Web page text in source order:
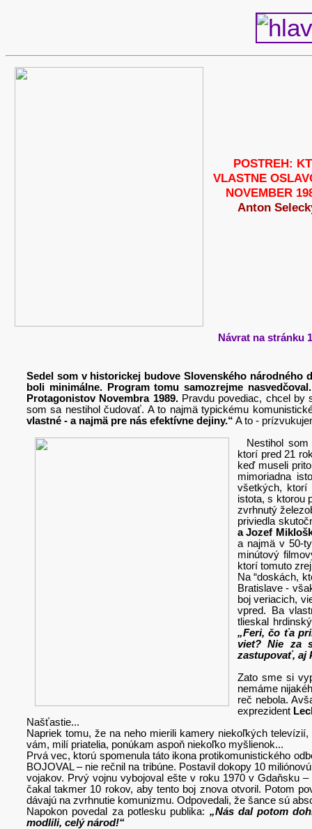
POSTREH:
VLASTNE
NOVEMBER
Anton
Návrat na stránku
Sedel som v historickej budove Slovenského národného
boli minimálne. Program tomu samozrejme
Protagonistov Novembra 1989.Pravdu povediac, chcel by
som sa nestihol čudovať. A to najmä typickému
vlastné - a najmä pre nás efektívne dejiny.“ A to -
Nestihol
ktorí pred 21
keď museli
mimoriadna
všetkých, ktorí
istota, s ktorou
zvrhnutý
priviedla
a Jozef
a najmä v 50-
minútový
ktorí tomuto
Na “doskách,
Bratislave -
boj veriacich,
vpred. Ba
tlieskal
„Feri, čo ťa
viet? Nie za
zastupovať, aj
Zato sme si
nemáme
reč nebola.
exprezident
Našťastie...
Napriek tomu, že na neho mierili kamery niekoľkých
vám, milí priatelia, ponúkam aspoň niekoľko myšlienok...
Prvá vec, ktorú spomenula táto ikona protikomunistického
BOJOVAL – nie rečnil na tribúne. Postavil dokopy 10
vojakov. Prvý vojnu vybojoval ešte v roku 1970 v Gdaňsku
čakal takmer 10 rokov, aby tento boj znova otvoril. Potom
dávajú na zvrhnutie komunizmu. Odpovedali, že šance sú
Napokon povedal za potlesku publika: „Nás dal potom
modlili, celý národ!“